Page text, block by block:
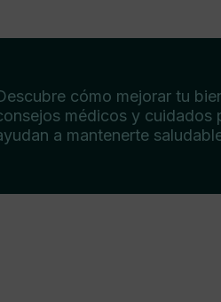
cómo mejorar tu
médicos y cuidados
a mantenerte